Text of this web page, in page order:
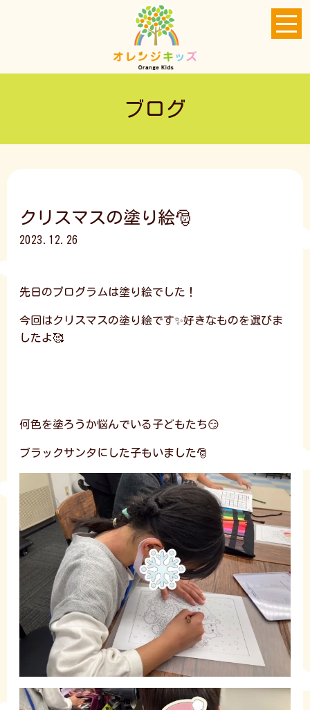
ブログ
クリスマスの塗り絵🎅
2023.12.26
先日のプログラムは塗り絵でした！
今回はクリスマスの塗り絵です✨好きなものを選びま
したよ🥰
何色を塗ろうか悩んでいる子どもたち😏
ブラックサンタにした子もいました🎅